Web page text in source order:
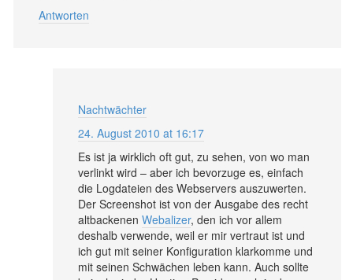
Antworten
Nachtwächter
24. August 2010 at 16:17
Es ist ja wirklich oft gut, zu sehen, von wo man
verlinkt wird – aber ich bevorzuge es, einfach
die Logdateien des Webservers auszuwerten.
Der Screenshot ist von der Ausgabe des recht
altbackenen Webalizer, den ich vor allem
deshalb verwende, weil er mir vertraut ist und
ich gut mit seiner Konfiguration klarkomme und
mit seinen Schwächen leben kann. Auch sollte